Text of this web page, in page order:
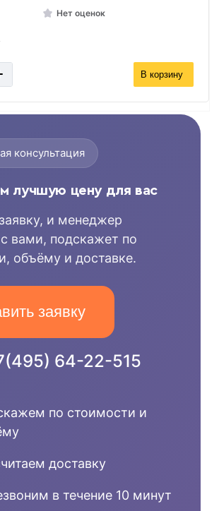
Нет оценок
В корзину
консультация
лучшую цену для вас
и менеджер
вами, подскажет по
объёму и доставке.
заявку
64-22-515
по стоимости и
доставку
в течение 10 минут